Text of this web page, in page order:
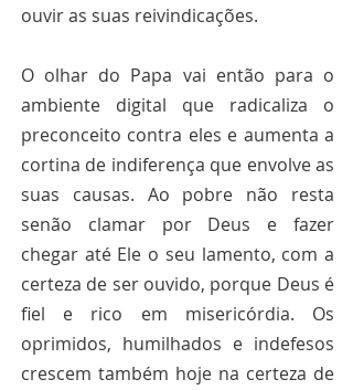
ouvir as suas reivindicações.
O olhar do Papa vai então para o
ambiente digital que radicaliza o
preconceito contra eles e aumenta a
cortina de indiferença que envolve as
suas causas. Ao pobre não resta
senão clamar por Deus e fazer
chegar até Ele o seu lamento, com a
certeza de ser ouvido, porque Deus é
fiel e rico em misericórdia. Os
oprimidos, humilhados e indefesos
crescem também hoje na certeza de